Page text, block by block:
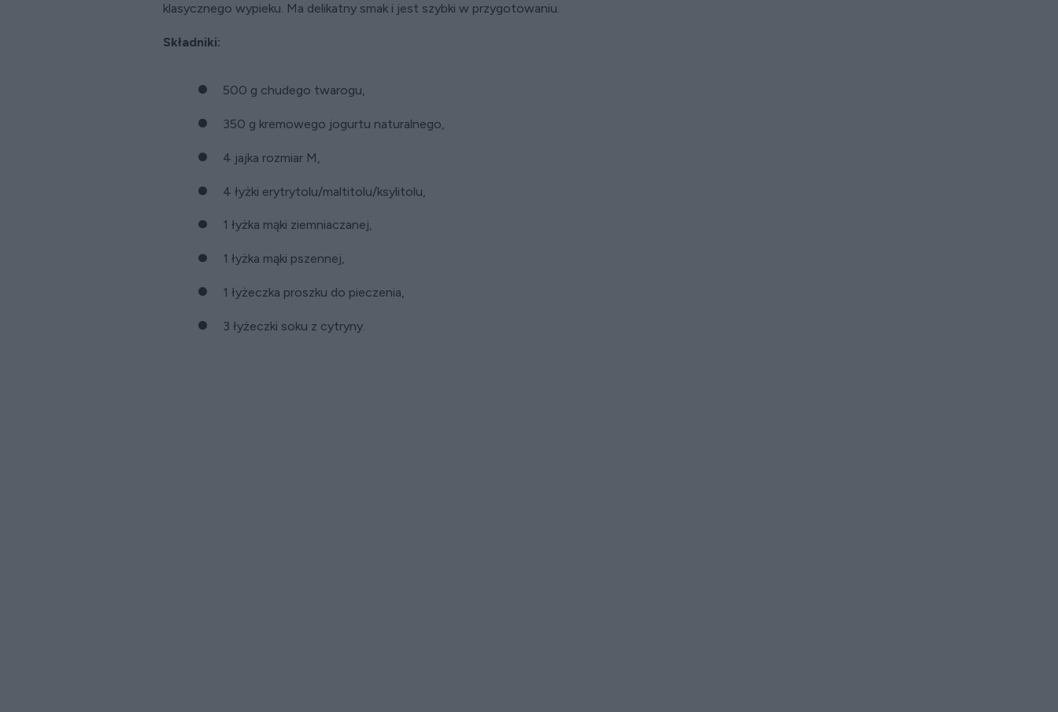
klasycznego wypieku. Ma delikatny smak i jest szybki w przygotowaniu.
Składniki:
500 g chudego twarogu,
350 g kremowego jogurtu naturalnego,
4 jajka rozmiar M,
4 łyżki erytrytolu/maltitolu/ksylitolu,
1 łyżka mąki ziemniaczanej,
1 łyżka mąki pszennej,
1 łyżeczka proszku do pieczenia,
3 łyżeczki soku z cytryny.